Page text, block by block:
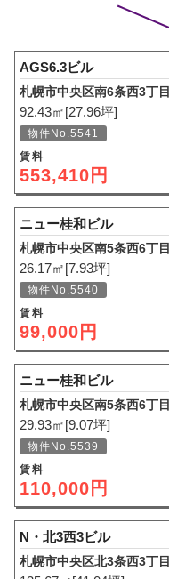
AGS6.3ビル
札幌市中央区南6条西3丁目
92.43㎡[27.96坪]
物件No.5541
賃料
553,410円
ニュー桂和ビル
札幌市中央区南5条西6丁目
26.17㎡[7.93坪]
物件No.5540
賃料
99,000円
ニュー桂和ビル
札幌市中央区南5条西6丁目
29.93㎡[9.07坪]
物件No.5539
賃料
110,000円
N・北3西3ビル
札幌市中央区北3条西3丁目